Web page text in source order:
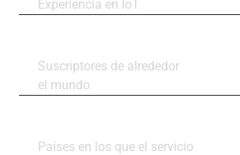
Experiencia en IoT
Suscriptores de alrededor
el mundo
Países en los que el servicio